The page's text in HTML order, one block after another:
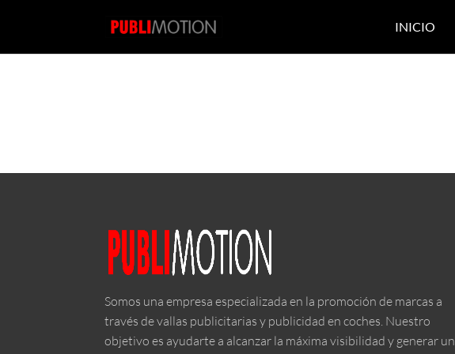
INICIO
Somos una empresa especializada en la promoción de marcas a
través de vallas publicitarias y publicidad en coches. Nuestro
objetivo es ayudarte a alcanzar la máxima visibilidad y generar un